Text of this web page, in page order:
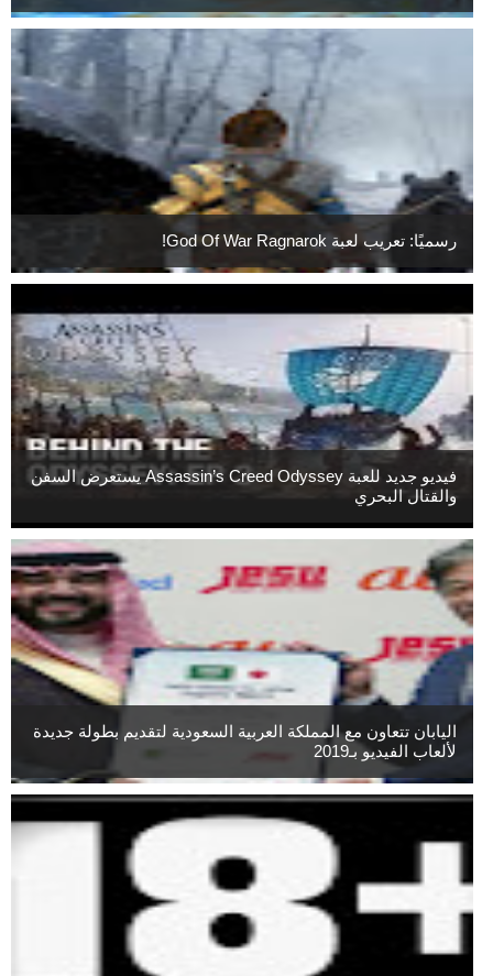
رسميًا: تعريب لعبة God Of War Ragnarok!
فيديو جديد للعبة Assassin’s Creed Odyssey يستعرض السفن
والقتال البحري
اليابان تتعاون مع المملكة العربية السعودية لتقديم بطولة جديدة
لألعاب الفيديو بـ2019